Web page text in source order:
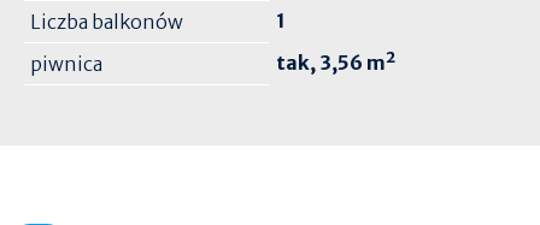
Liczba balkonów
1
piwnica
tak, 3,56 m²